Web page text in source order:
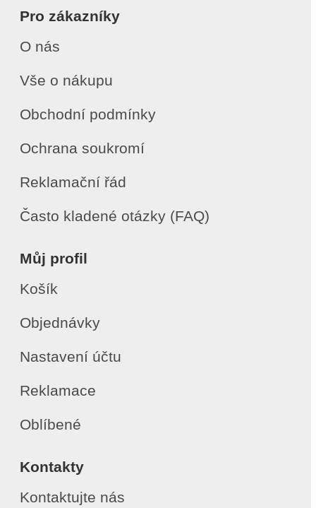
Pro zákazníky
O nás
Vše o nákupu
Obchodní podmínky
Ochrana soukromí
Reklamační řád
Často kladené otázky (FAQ)
Můj profil
Košík
Objednávky
Nastavení účtu
Reklamace
Oblíbené
Kontakty
Kontaktujte nás